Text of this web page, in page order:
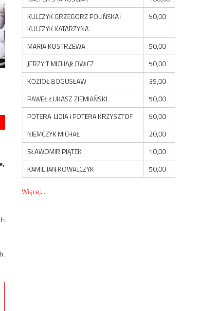
KULCZYK GRZEGORZ POLIŃSKA i
KULCZYK KATARZYNA
50,00
MARIA KOSTRZEWA
50,00
JERZY T MICHAJŁOWICZ
50,00
KOZIOŁ BOGUSŁAW
35,00
PAWEŁ ŁUKASZ ZIEMIAŃSKI
50,00
POTERA LIDIA i POTERA KRZYSZTOF
50,00
NIEMCZYK MICHAŁ
20,00
SŁAWOMIR PIĄTEK
10,00
KAMIL JAN KOWALCZYK
50,00
Więcej...